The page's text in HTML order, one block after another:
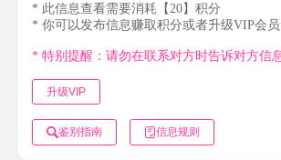
* 此信息查看需要消耗【20】积分
* 你可以发布信息赚取积分或者升级VIP会员
* 特别提醒：请勿在联系对方时告诉对方信
升级VIP
鉴别指南 信息规则